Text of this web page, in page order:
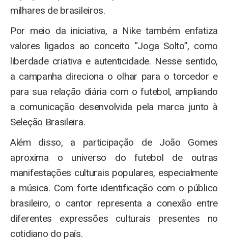
milhares de brasileiros.
Por meio da iniciativa, a Nike também enfatiza
valores ligados ao conceito “Joga Solto”, como
liberdade criativa e autenticidade. Nesse sentido,
a campanha direciona o olhar para o torcedor e
para sua relação diária com o futebol, ampliando
a comunicação desenvolvida pela marca junto à
Seleção Brasileira.
Além disso, a participação de João Gomes
aproxima o universo do futebol de outras
manifestações culturais populares, especialmente
a música. Com forte identificação com o público
brasileiro, o cantor representa a conexão entre
diferentes expressões culturais presentes no
cotidiano do país.